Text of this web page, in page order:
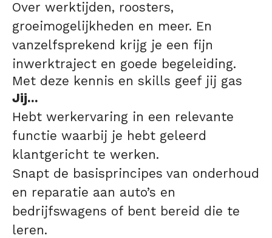
Over werktijden, roosters,
groeimogelijkheden en meer. En
vanzelfsprekend krijg je een fijn
inwerktraject en goede begeleiding.
Met deze kennis en skills geef jij gas
Jij...
Hebt werkervaring in een relevante
functie waarbij je hebt geleerd
klantgericht te werken.
Snapt de basisprincipes van onderhoud
en reparatie aan auto’s en
bedrijfswagens of bent bereid die te
leren.